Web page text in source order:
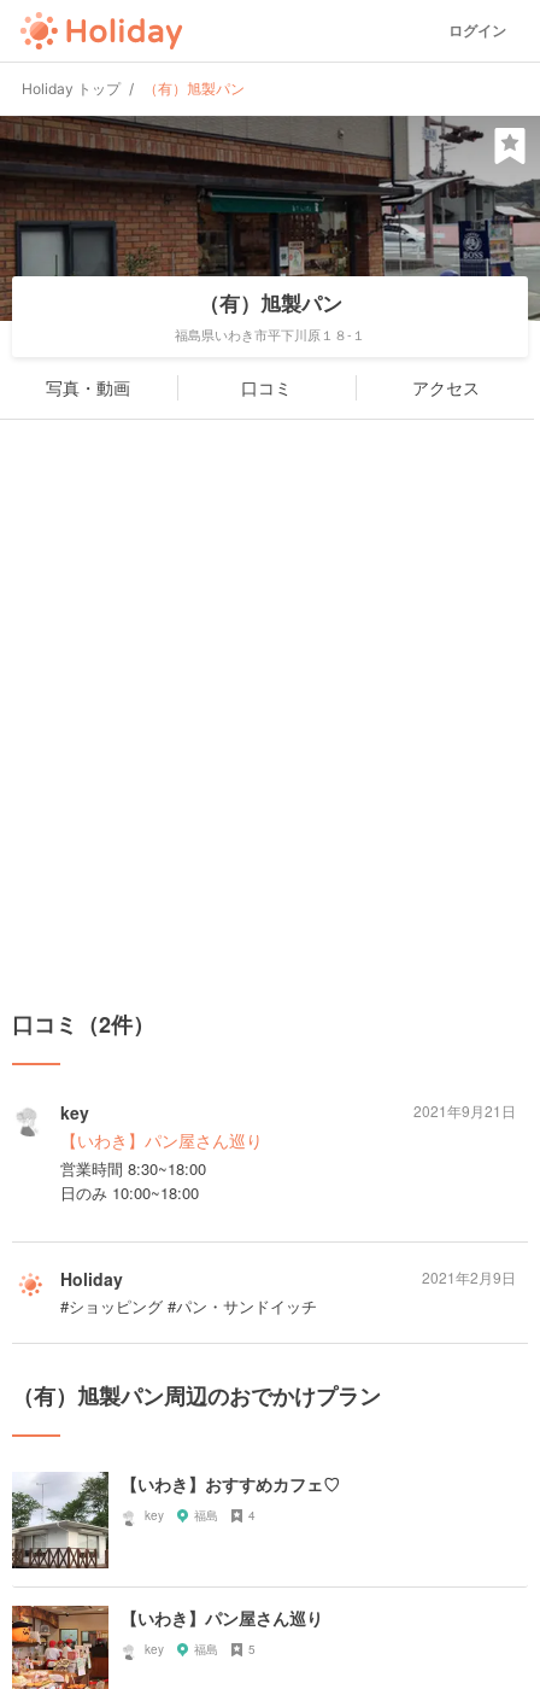
ログイン
Holiday トップ （有）旭製パン
（有）旭製パン
福島県いわき市平下川原１８-１
写真・動画 口コミ アクセス
口コミ（2件）
key
【いわき】パン屋さん巡り
営業時間 8:30~18:00
日のみ 10:00~18:00
2021年9月21日
Holiday
#ショッピング #パン・サンドイッチ
2021年2月9日
（有）旭製パン周辺のおでかけプラン
【いわき】おすすめカフェ♡
key 福島 4
【いわき】パン屋さん巡り
key 福島 5